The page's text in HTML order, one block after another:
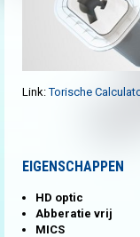
Link:Torische
EIGENSCHAPPEN
HD optic
Abberatie vrij
MICS